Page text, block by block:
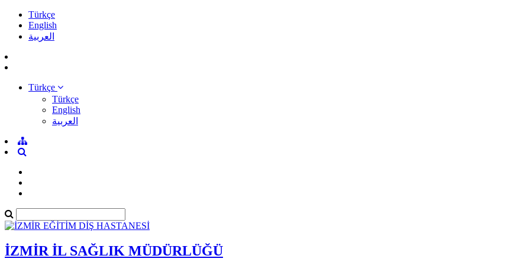
Türkçe
English
العربية
Türkçe
Türkçe
English
العربية
İZMİR İL SAĞLIK MÜDÜRLÜĞÜ